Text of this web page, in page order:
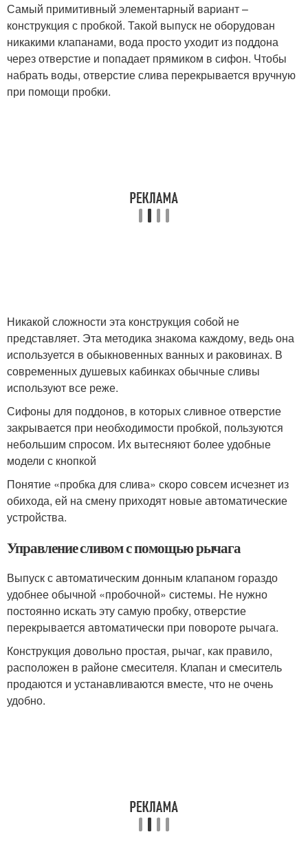
Самый примитивный элементарный вариант –
конструкция с пробкой. Такой выпуск не оборудован
никакими клапанами, вода просто уходит из поддона
через отверстие и попадает прямиком в сифон. Чтобы
набрать воды, отверстие слива перекрывается вручную
при помощи пробки.
Никакой сложности эта конструкция собой не
представляет. Эта методика знакома каждому, ведь она
используется в обыкновенных ванных и раковинах. В
современных душевых кабинках обычные сливы
используют все реже.
Сифоны для поддонов, в которых сливное отверстие
закрывается при необходимости пробкой, пользуются
небольшим спросом. Их вытесняют более удобные
модели с кнопкой
Понятие «пробка для слива» скоро совсем исчезнет из
обихода, ей на смену приходят новые автоматические
устройства.
Управление сливом с помощью рычага
Выпуск с автоматическим донным клапаном гораздо
удобнее обычной «пробочной» системы. Не нужно
постоянно искать эту самую пробку, отверстие
перекрывается автоматически при повороте рычага.
Конструкция довольно простая, рычаг, как правило,
расположен в районе смесителя. Клапан и смеситель
продаются и устанавливаются вместе, что не очень
удобно.